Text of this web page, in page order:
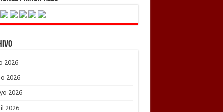
2026
2026
2026
2026